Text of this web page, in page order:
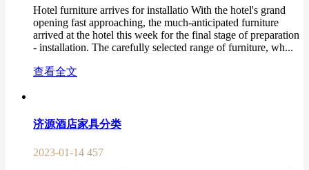
Hotel furniture arrives for installatio With the hotel's grand
opening fast approaching, the much-anticipated furniture
arrived at the hotel this week for the final stage of preparation
- installation. The carefully selected range of furniture, wh...
查看全文
济源酒店家具分类
2023-01-14 457